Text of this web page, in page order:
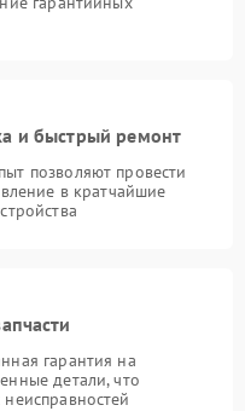
и быстрый ремонт
позволяют провести
в кратчайшие
гарантия на
детали, что